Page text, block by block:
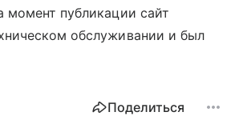
момент публикации сайт
обслуживании и был
Поделиться